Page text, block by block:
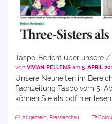
Taspo-Bericht über unsere
von VIVIAN PELLENS am 5. APRIL
Unsere Neuheiten im
Fachzeitung Taspo vom 5.
können Sie als pdf hier
Allgemein Presseschau